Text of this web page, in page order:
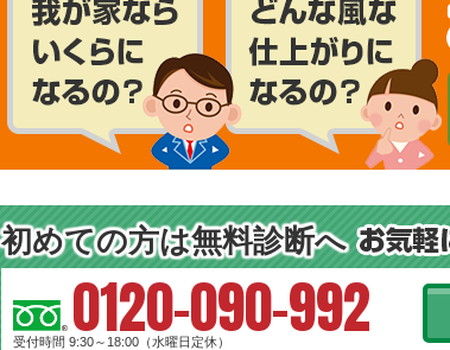
初めての方は無料診断へ
0120-090-992
受付時間 9:30～18:00（水曜日定休）